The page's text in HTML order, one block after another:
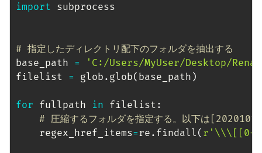
import subprocess
# 指定したディレクトリ配下のフォルダを抽出する
base_path =
'C:/Users/MyUser/Desktop/
filelist = glob . glob( base_path )
for fullpath in filelist :
# 圧縮するフォルダを指定する。以下は
    regex_href_items
=re . findall ( r'\\\[[0-